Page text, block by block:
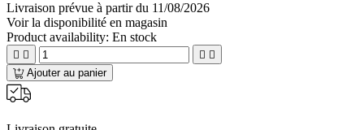
Livraison prévue à partir du 11/08/2026
Voir la disponibilité en magasin
Product availability: En stock
   
Ajouter au panier